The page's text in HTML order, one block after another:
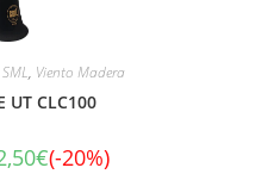
SML, Viento Madera
UT CLC100
€(-20%)